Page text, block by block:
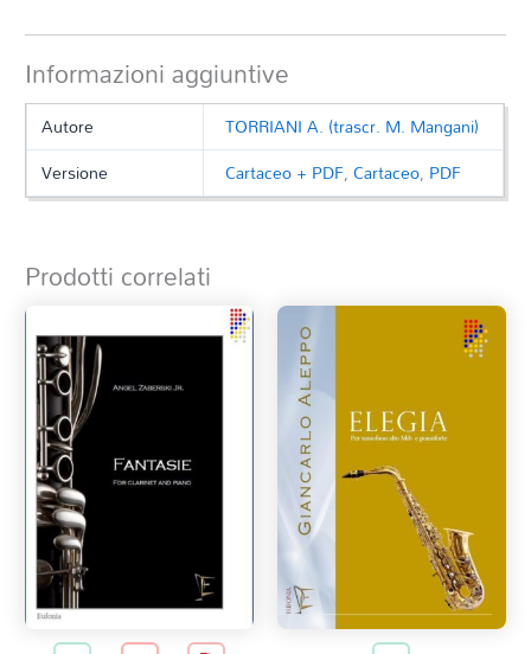
Informazioni aggiuntive
Autore
TORRIANI A. (trascr. M. Mangani)
Versione
Cartaceo + PDF,Cartaceo, PDF
Prodotti correlati